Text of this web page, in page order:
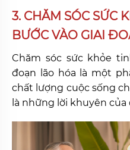
3. CHĂM SÓC SỨC
BƯỚC VÀO GIAI
Chăm sóc sức khỏe
đoạn lão hóa là một
chất lượng cuộc sống
là những lời khuyên